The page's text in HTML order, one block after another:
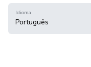
Idioma
Português